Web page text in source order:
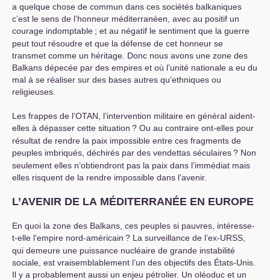
a quelque chose de commun dans ces sociétés balkaniques
c’est le sens de l’honneur méditerranéen, avec au positif un
courage indomptable ; et au négatif le sentiment que la guerre
peut tout résoudre et que la défense de cet honneur se
transmet comme un héritage. Donc nous avons une zone des
Balkans dépecée par des empires et où l’unité nationale a eu du
mal à se réaliser sur des bases autres qu’ethniques ou
religieuses.
Les frappes de l’OTAN , l’intervention militaire en général aident-
elles à dépasser cette situation ? Ou au contraire ont-elles pour
résultat de rendre la paix impossible entre ces fragments de
peuples imbriqués, déchirés par des vendettas séculaires? Non
seulement elles n’obtiendront pas la paix dans l’immédiat mais
elles risquent de la rendre impossible dans l’avenir.
L’AVENIR DE LA MÉDITERRANÉE EN EUROPE
En quoi la zone des Balkans, ces peuples si pauvres, intéresse-
t-elle l’empire nord-américain ? La surveillance de l’ex-URSS
qui demeure une puissance nucléaire de grande instabilité
sociale, est vraisemblablement l’un des objectifs des États-Unis.
Il y a probablement aussi un enjeu pétrolier. Un oléoduc et un